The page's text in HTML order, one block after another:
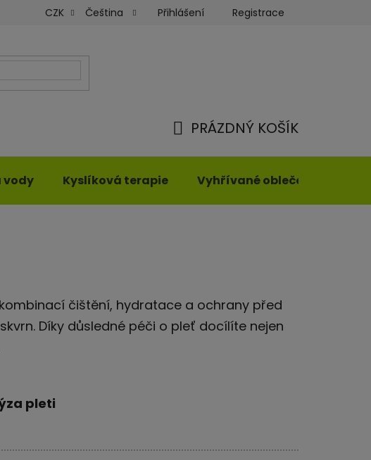
podmínky Moje objednávka
CZK Čeština Přihlášení Registrace
KOŠÍK
PRÁZDNÝ KOŠÍK
vody Kyslíková terapie Vyhřívané oblečení
čištění, hydratace a ochrany před
Díky důsledné péči o pleť docílíte nejen
pleti